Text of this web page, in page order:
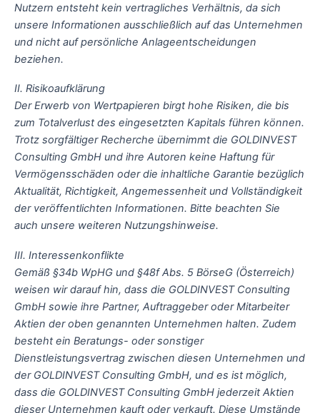
Nutzern entsteht kein vertragliches Verhältnis, da sich
unsere Informationen ausschließlich auf das Unternehmen
und nicht auf persönliche Anlageentscheidungen
beziehen.
II. Risikoaufklärung
Der Erwerb von Wertpapieren birgt hohe Risiken, die bis
zum Totalverlust des eingesetzten Kapitals führen können.
Trotz sorgfältiger Recherche übernimmt die GOLDINVEST
Consulting GmbH und ihre Autoren keine Haftung für
Vermögensschäden oder die inhaltliche Garantie bezüglich
Aktualität, Richtigkeit, Angemessenheit und Vollständigkeit
der veröffentlichten Informationen. Bitte beachten Sie
auch unsere weiteren Nutzungshinweise.
III. Interessenkonflikte
Gemäß §34b WpHG und §48f Abs. 5 BörseG (Österreich)
weisen wir darauf hin, dass die GOLDINVEST Consulting
GmbH sowie ihre Partner, Auftraggeber oder Mitarbeiter
Aktien der oben genannten Unternehmen halten. Zudem
besteht ein Beratungs- oder sonstiger
Dienstleistungsvertrag zwischen diesen Unternehmen und
der GOLDINVEST Consulting GmbH, und es ist möglich,
dass die GOLDINVEST Consulting GmbH jederzeit Aktien
dieser Unternehmen kauft oder verkauft. Diese Umstände